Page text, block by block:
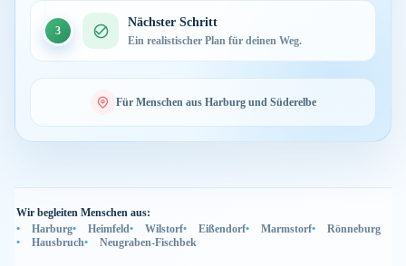
3
Nächster Schritt
Ein realistischer Plan für deinen Weg.
Für Menschen aus Harburg und Süderelbe
Wir begleiten Menschen aus:
Harburg
Heimfeld Wilstorf Eißendorf Marmstorf
Rönneburg
Hausbruch
Neugraben-Fischbek